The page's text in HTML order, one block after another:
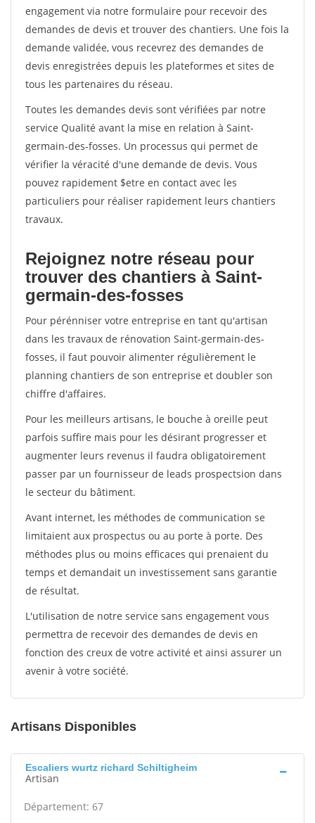
engagement via notre formulaire pour recevoir des
demandes de devis et trouver des chantiers. Une fois la
demande validée, vous recevrez des demandes de
devis enregistrées depuis les plateformes et sites de
tous les partenaires du réseau.
Toutes les demandes devis sont vérifiées par notre
service Qualité avant la mise en relation à Saint-
germain-des-fosses. Un processus qui permet de
vérifier la véracité d'une demande de devis. Vous
pouvez rapidement $etre en contact avec les
particuliers pour réaliser rapidement leurs chantiers
travaux.
Rejoignez notre réseau pour
trouver des chantiers à Saint-
germain-des-fosses
Pour pérénniser votre entreprise en tant qu'artisan
dans les travaux de rénovation Saint-germain-des-
fosses, il faut pouvoir alimenter régulièrement le
planning chantiers de son entreprise et doubler son
chiffre d'affaires.
Pour les meilleurs artisans, le bouche à oreille peut
parfois suffire mais pour les désirant progresser et
augmenter leurs revenus il faudra obligatoirement
passer par un fournisseur de leads prospectsion dans
le secteur du bâtiment.
Avant internet, les méthodes de communication se
limitaient aux prospectus ou au porte à porte. Des
méthodes plus ou moins efficaces qui prenaient du
temps et demandait un investissement sans garantie
de résultat.
L'utilisation de notre service sans engagement vous
permettra de recevoir des demandes de devis en
fonction des creux de votre activité et ainsi assurer un
avenir à votre société.
Artisans Disponibles
Escaliers wurtz richard Schiltigheim
Artisan
Département: 67